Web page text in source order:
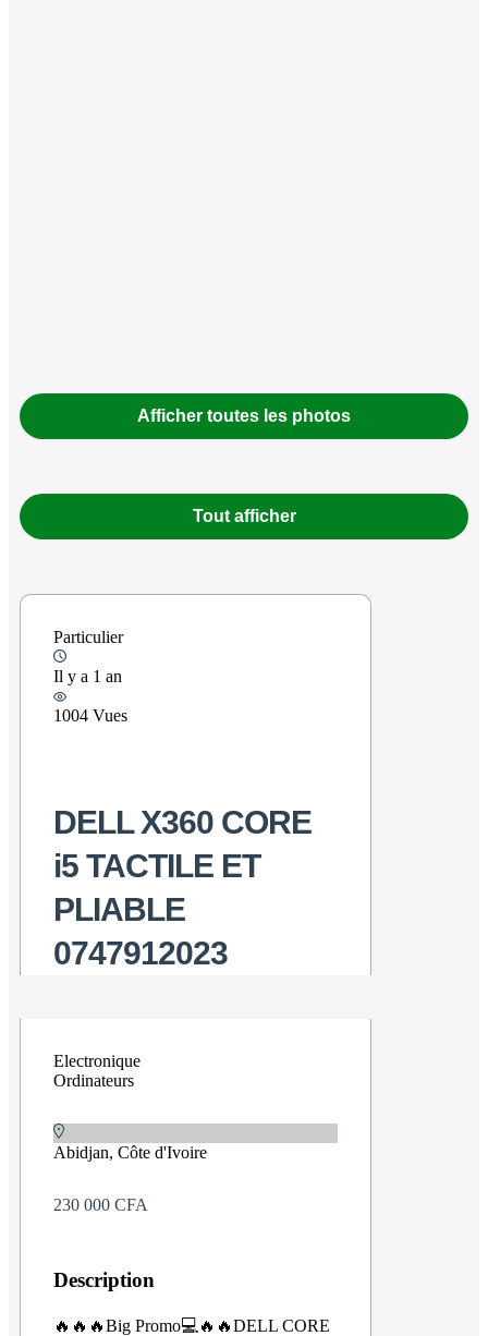
Afficher toutes les photos
Tout afficher
Particulier
Il y a 1 an
1004 Vues
DELL X360 CORE
i5 TACTILE ET
PLIABLE
0747912023
Electronique
Ordinateurs
Abidjan, Côte d'Ivoire
230 000 CFA
Description
🔥🔥🔥Big Promo💻🔥🔥DELL CORE